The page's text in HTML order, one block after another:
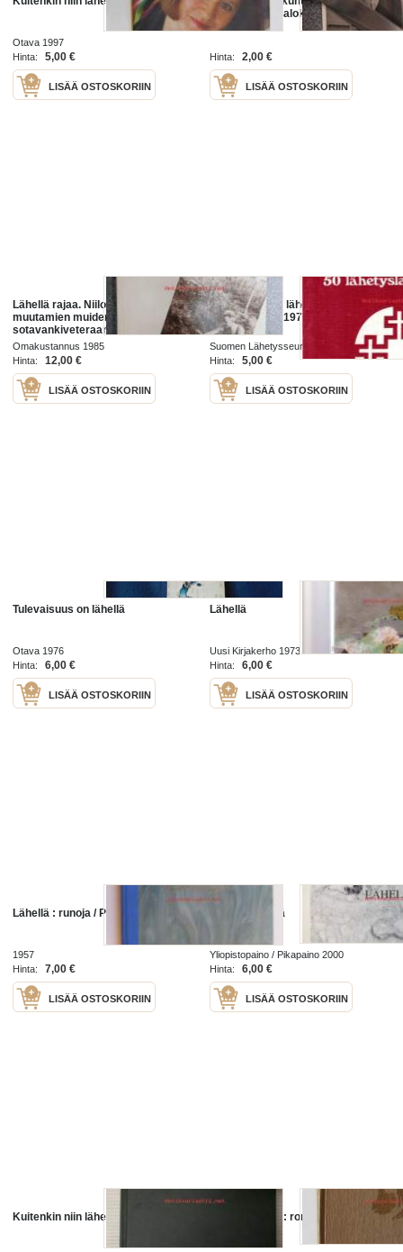
Otava 1997
Hinta:
5,00 €
LISÄÄ OSTOSKORIIN
saarnamies -valokuva
Hinta: 2,00 €
LISÄÄ OSTOSKORIIN
Lähellä rajaa. Niilon, Olavin ja
muutamien muiden
sotavankiveteraanien muistelmien
ja haastattelujen pohjalta koonnut
Rauha Jarkka
Omakustannus 1985
Hinta:
12,00 €
LISÄÄ OSTOSKORIIN
Me kaukana ja lähellä. 50
lähetyslaulua, 1979. 4. painos
Suomen Lähetysseura 1979
Hinta:
5,00 €
LISÄÄ OSTOSKORIIN
Tulevaisuus on lähellä
Otava 1976
Hinta:
6,00 €
LISÄÄ OSTOSKORIIN
Lähellä
Uusi Kirjakerho 1973
Hinta:
6,00 €
LISÄÄ OSTOSKORIIN
Lähellä : runoja / Pentti Holappa.
1957
Hinta:
7,00 €
LISÄÄ OSTOSKORIIN
Kaukaa lähellä
Yliopistopaino / Pikapaino 2000
Hinta:
6,00 €
LISÄÄ OSTOSKORIIN
Kuitenkin niin lähellä
Lähellä syntiä : romaani / Martti